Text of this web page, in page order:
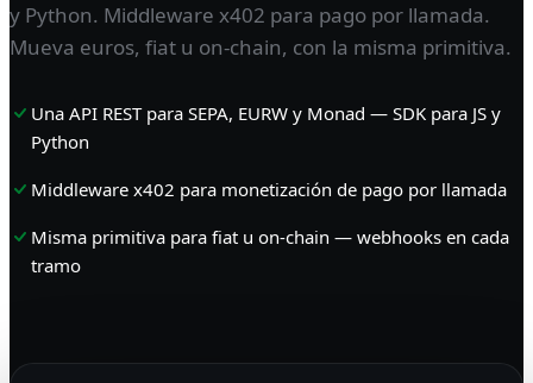
y Python. Middleware x402 para pago por llamada.
Mueva euros, fiat u on-chain, con la misma primitiva.
Una API REST para SEPA, EURW y Monad — SDK para JS y
Python
Middleware x402 para monetización de pago por llamada
Misma primitiva para fiat u on-chain — webhooks en cada
tramo